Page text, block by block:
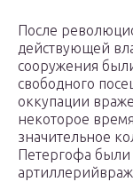
После
действующей
сооружения
свободного
оккупации
некоторое
значительное
Петергофа